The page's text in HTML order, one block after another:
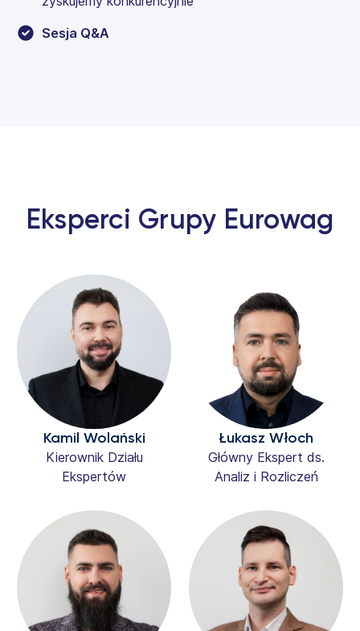
Sesja Q&A
Eksperci Grupy Eurowag
Kamil Wolański
Kierownik Działu
Ekspertów
Łukasz Włoch
Główny Ekspert ds.
Analiz i Rozliczeń